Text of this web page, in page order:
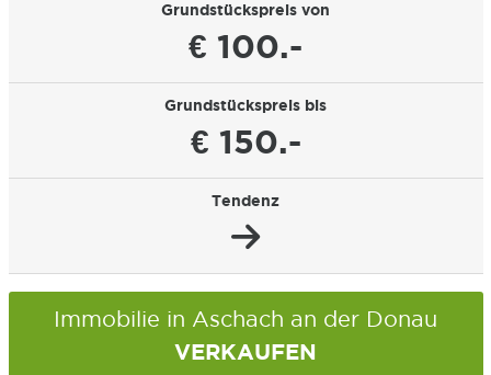
Grundstückspreis von
€ 100.-
Grundstückspreis bis
€ 150.-
Tendenz
Immobilie in Aschach an der Donau
VERKAUFEN